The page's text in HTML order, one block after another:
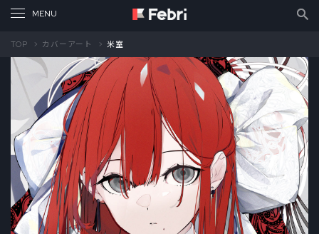
TOP カバーアート 米室